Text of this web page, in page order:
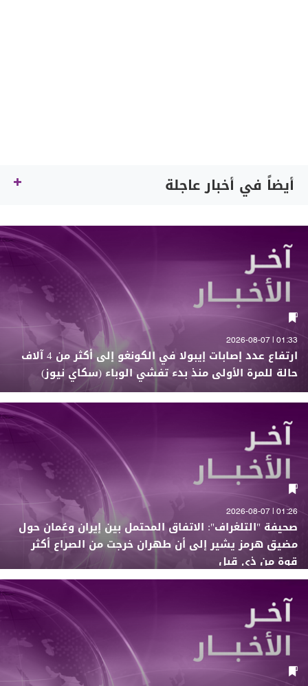
أيضاً في أخبار عاجلة
01:33 | 2026-08-07
ارتفاع عدد إصابات إيبولا في الكونغو إلى أكثر من 4 آلاف
حالة للمرة الأولى منذ بدء تفشي الوباء (سكاي نيوز)
01:26 | 2026-08-07
صحيفة "التلغراف": الاتفاق المحتمل بين إيران وعُمان حول
مضيق هرمز يشير إلى أن طهران خرجت من الصراع أكثر
قوة من ذي قبل